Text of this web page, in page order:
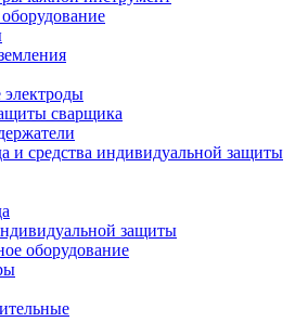
сварщика
и средства индивидуальной защиты
защиты
оборудование